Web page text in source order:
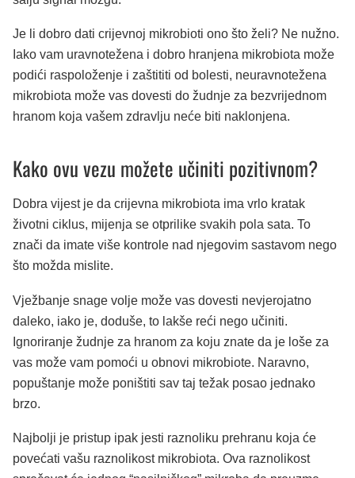
Je li dobro dati crijevnoj mikrobioti ono što želi? Ne nužno.
Iako vam uravnotežena i dobro hranjena mikrobiota može
podići raspoloženje i zaštititi od bolesti, neuravnotežena
mikrobiota može vas dovesti do žudnje za bezvrijednom
hranom koja vašem zdravlju neće biti naklonjena.
Kako ovu vezu možete učiniti pozitivnom?
Dobra vijest je da crijevna mikrobiota ima vrlo kratak
životni ciklus, mijenja se otprilike svakih pola sata. To
znači da imate više kontrole nad njegovim sastavom nego
što možda mislite.
Vježbanje snage volje može vas dovesti nevjerojatno
daleko, iako je, doduše, to lakše reći nego učiniti.
Ignoriranje žudnje za hranom za koju znate da je loše za
vas može vam pomoći u obnovi mikrobiote. Naravno,
popuštanje može poništiti sav taj težak posao jednako
brzo.
Najbolji je pristup ipak jesti raznoliku prehranu koja će
povećati vašu raznolikost mikrobiota. Ova raznolikost